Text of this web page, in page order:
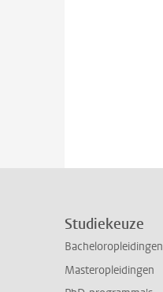
Studiekeuze
Bacheloropleidingen
Masteropleidingen